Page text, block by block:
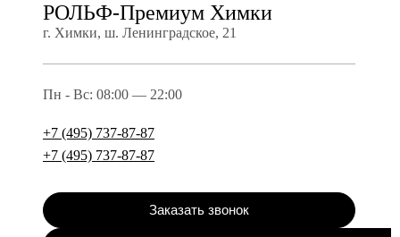
РОЛЬФ-Премиум Химки
г. Химки, ш. Ленинградское, 21
Пн - Вс: 08:00 — 22:00
+7 (495) 737-87-87
+7 (495) 737-87-87
Заказать звонок